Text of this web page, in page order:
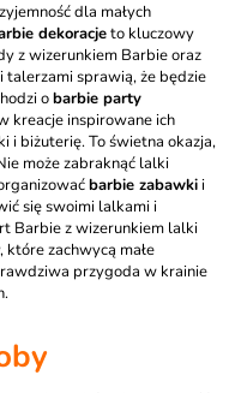
dla małych
dekoracjeto kluczowy
z wizerunkiem Barbie oraz
sprawią, że będzie
obarbie party
kreacje inspirowane ich
i biżuterię. To świetna okazja,
może zabraknąć lalki
barbie zabawki i
się swoimi lalkami i
Barbie z wizerunkiem lalki
zachwycą małe
przygoda w krainie